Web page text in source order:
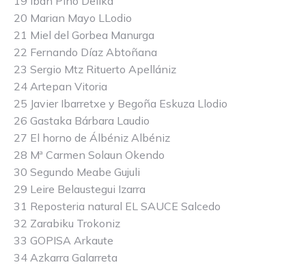
20 Marian Mayo LLodio
21 Miel del Gorbea Manurga
22 Fernando Díaz Abtoñana
23 Sergio Mtz Rituerto Apellániz
24 Artepan Vitoria
25 Javier Ibarretxe y Begoña Eskuza Llodio
26 Gastaka Bárbara Laudio
27 El horno de Álbéniz Albéniz
28 Mª Carmen Solaun Okendo
30 Segundo Meabe Gujuli
29 Leire Belaustegui Izarra
31 Reposteria natural EL SAUCE Salcedo
32 Zarabiku Trokoniz
33 GOPISA Arkaute
34 Azkarra Galarreta